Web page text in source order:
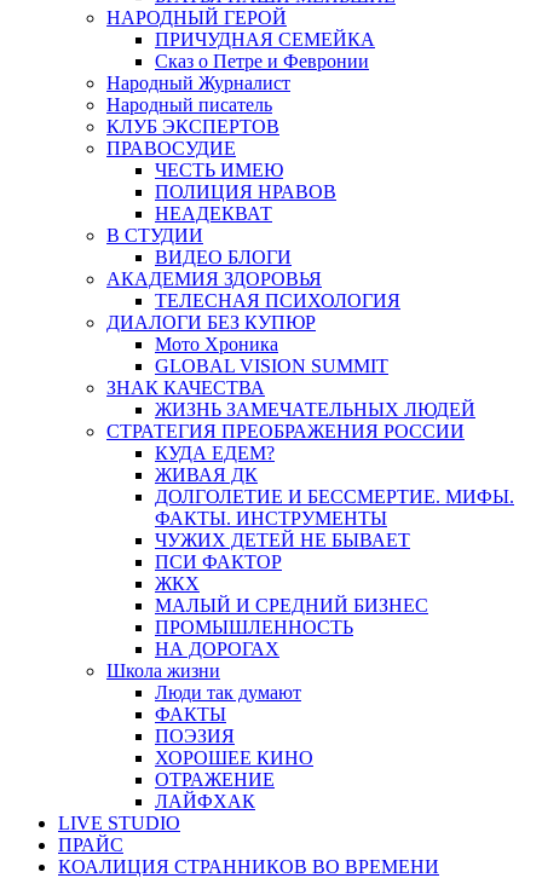
НАРОДНЫЙ ГЕРОЙ
ПРИЧУДНАЯ СЕМЕЙКА
Сказ о Петре и Февронии
Народный Журналист
Народный писатель
КЛУБ ЭКСПЕРТОВ
ПРАВОСУДИЕ
ЧЕСТЬ ИМЕЮ
ПОЛИЦИЯ НРАВОВ
НЕАДЕКВАТ
В СТУДИИ
ВИДЕО БЛОГИ
АКАДЕМИЯ ЗДОРОВЬЯ
ТЕЛЕСНАЯ ПСИХОЛОГИЯ
ДИАЛОГИ БЕЗ КУПЮР
Мото Хроника
GLOBAL VISION SUMMIT
ЗНАК КАЧЕСТВА
ЖИЗНЬ ЗАМЕЧАТЕЛЬНЫХ ЛЮДЕЙ
СТРАТЕГИЯ ПРЕОБРАЖЕНИЯ РОССИИ
КУДА ЕДЕМ?
ЖИВАЯ ДК
ДОЛГОЛЕТИЕ И БЕССМЕРТИЕ. МИФЫ.
ФАКТЫ. ИНСТРУМЕНТЫ
ЧУЖИХ ДЕТЕЙ НЕ БЫВАЕТ
ПСИ ФАКТОР
ЖКХ
МАЛЫЙ И СРЕДНИЙ БИЗНЕС
ПРОМЫШЛЕННОСТЬ
НА ДОРОГАХ
Школа жизни
Люди так думают
ФАКТЫ
ПОЭЗИЯ
ХОРОШЕЕ КИНО
ОТРАЖЕНИЕ
ЛАЙФХАК
LIVE STUDIO
ПРАЙС
КОАЛИЦИЯ СТРАННИКОВ ВО ВРЕМЕНИ